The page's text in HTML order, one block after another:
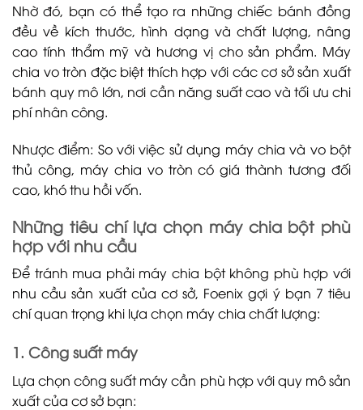
Nhờ đó, bạn có thể tạo ra những chiếc bánh đồng
đều về kích thước, hình dạng và chất lượng, nâng
cao tính thẩm mỹ và hương vị cho sản phẩm. Máy
chia vo tròn đặc biệt thích hợp với các cơ sở sản xuất
bánh quy mô lớn, nơi cần năng suất cao và tối ưu chi
phí nhân công.
Nhược điểm: So với việc sử dụng máy chia và vo bột
thủ công, máy chia vo tròn có giá thành tương đối
cao, khó thu hồi vốn.
Những tiêu chí lựa chọn máy chia bột phù
hợp với nhu cầu
Để tránh mua phải máy chia bột không phù hợp với
nhu cầu sản xuất của cơ sở, Foenix gợi ý bạn 7 tiêu
chí quan trọng khi lựa chọn máy chia chất lượng:
1. Công suất máy
Lựa chọn công suất máy cần phù hợp với quy mô sản
xuất của cơ sở bạn: